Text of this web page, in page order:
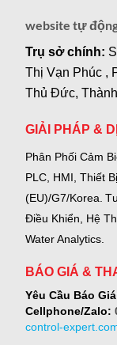
website tự
Trụ sở chính:
Thị Vạn Phúc ,
Thủ Đức,
GIẢI PHÁP &
Phân Phối Cảm
PLC, HMI, Thiết
(EU)/G7/Korea.
Điều Khiển, Hệ
Water Analytics.
BÁO GIÁ &
Yêu Cầu Báo
Cellphone/Zalo:
control-